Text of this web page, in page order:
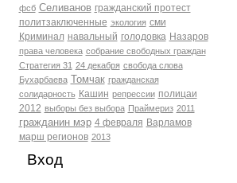
фсб Селиванов гражданский протест
политзаключенные экология сми
Криминал навальный голодовка Назаров
права человека собрание свободных граждан
Стратегия 31 24 декабря свобода слова
Бухарбаева Томчак гражданская
солидарность Кашин репрессии полицаи
2012 выборы без выбора Праймериз 2011
гражданин мэр 4 февраля Варламов
марш регионов 2013
Вход